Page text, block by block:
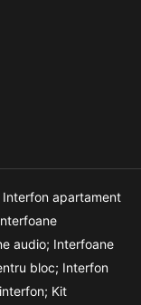
Interfon apartament
audio; Interfoane
bloc; Interfon
Kit